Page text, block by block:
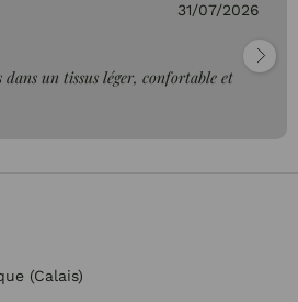
31/07/2026
dans un tissus léger, confortable et
(Calais)